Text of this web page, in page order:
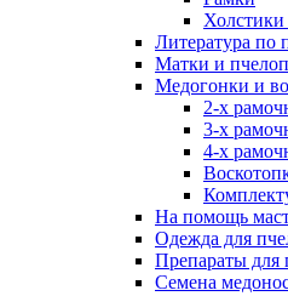
Холстики
Литература по
Матки и
Медогонки и
2-х
3-х
4-х
На помощь
Одежда для
Препараты для
Семена